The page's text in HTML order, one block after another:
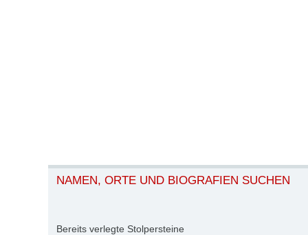
NAMEN, ORTE UND BIOGRAFIEN SUCHEN
Bereits verlegte Stolpersteine